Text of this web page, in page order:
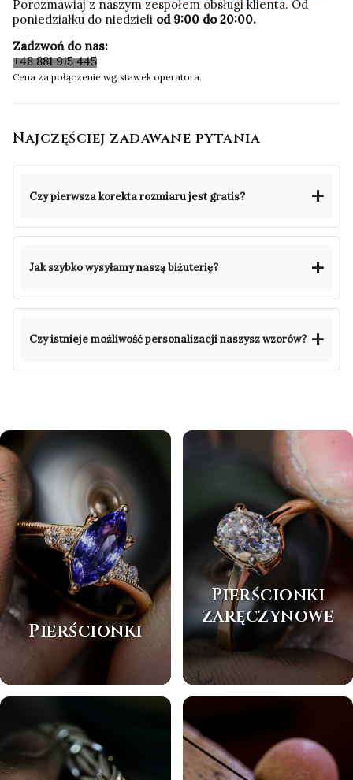
Porozmawiaj z naszym zespołem obsługi klienta. Od
poniedziałku do niedzieli od 9:00 do 20:00.
Zadzwoń do nas:
+48 881 915 445
Cena za połączenie wg stawek operatora.
Najczęściej zadawane pytania
Czy pierwsza korekta rozmiaru jest gratis?
Jak szybko wysyłamy naszą biżuterię?
Czy istnieje możliwość personalizacji naszysz wzorów?
Pierścionki
Pierścionki
zaręczynowe